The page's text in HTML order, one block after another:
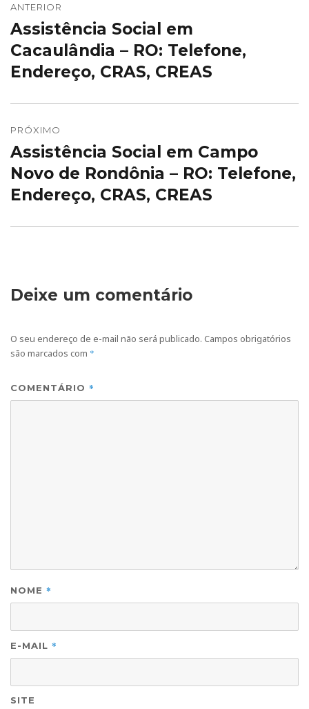
de
Post
ANTERIOR
Post
anterior:
Assistência Social em
Cacaulândia – RO: Telefone,
Endereço, CRAS, CREAS
PRÓXIMO
Próximo
post:
Assistência Social em Campo
Novo de Rondônia – RO: Telefone,
Endereço, CRAS, CREAS
Deixe um comentário
O seu endereço de e-mail não será publicado. Campos obrigatórios
são marcados com *
COMENTÁRIO *
NOME *
E-MAIL *
SITE